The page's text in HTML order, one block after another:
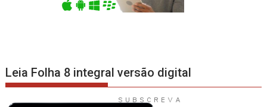
Leia Folha 8 integral versão digital